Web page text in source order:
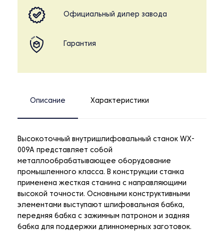
Официальный дилер завода
Гарантия
Описание Характеристики
Высокоточный внутришлифовальный станок WX-
009A представляет собой
металлообрабатывающее оборудование
промышленного класса. В конструкции станка
применена жесткая станина с направляющими
высокой точности. Основными конструктивными
элементами выступают шлифовальная бабка,
передняя бабка с зажимным патроном и задняя
бабка для поддержки длинномерных заготовок.